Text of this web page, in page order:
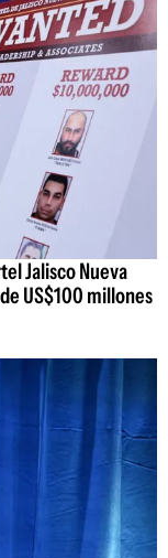
Jalisco Nueva
US$100 millones